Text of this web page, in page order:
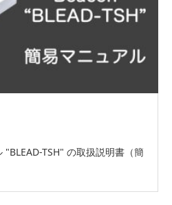
TSH" の取扱説明書（簡